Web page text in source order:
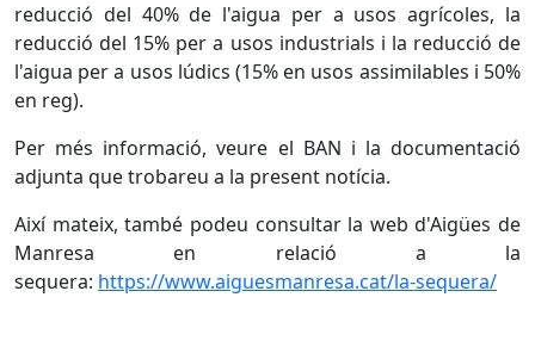
reducció del 40% de l'aigua per a usos agrícoles, la
reducció del 15% per a usos industrials i la reducció de
l'aigua per a usos lúdics (15% en usos assimilables i 50%
en reg).
Per més informació, veure el BAN i la documentació
adjunta que trobareu a la present notícia.
Així mateix, també podeu consultar la web d'Aigües de
Manresa en relació a la
sequera: https://www.aiguesmanresa.cat/la-sequera/